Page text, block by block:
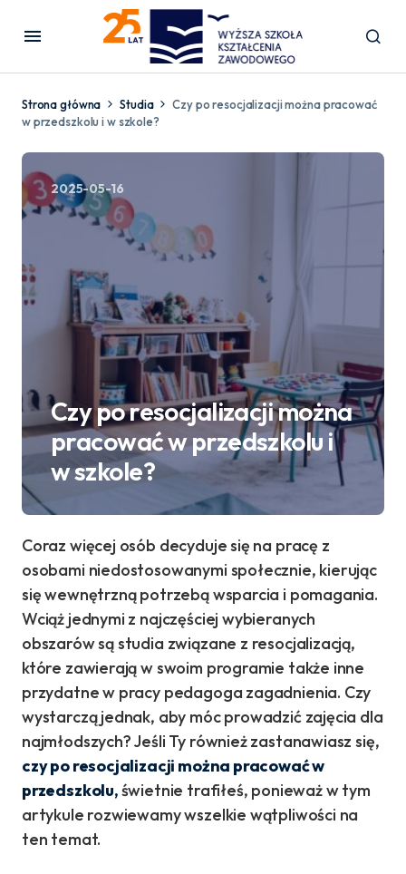
Strona główna Studia
Czy po resocjalizacji można pracować
w przedszkolu i w szkole?
2025-05-16
Czy po resocjalizacji można
pracować w przedszkolu i
w szkole?
Coraz więcej osób decyduje się na pracę z
osobami niedostosowanymi społecznie, kierując
się wewnętrzną potrzebą wsparcia i pomagania.
Wciąż jednymi z najczęściej wybieranych
obszarów są studia związane z resocjalizacją,
które zawierają w swoim programie także inne
przydatne w pracy pedagoga zagadnienia. Czy
wystarczą jednak, aby móc prowadzić zajęcia dla
najmłodszych? Jeśli Ty również zastanawiasz się,
czy po resocjalizacji można pracować w
przedszkolu,świetnie trafiłeś, ponieważ w tym
artykule rozwiewamy wszelkie wątpliwości na
ten temat.